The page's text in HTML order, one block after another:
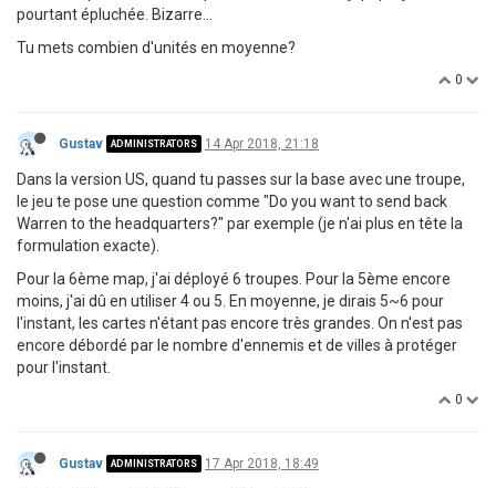
pourtant épluchée. Bizarre...
Tu mets combien d'unités en moyenne?
0
Gustav ADMINISTRATORS 14 Apr 2018, 21:18
Dans la version US, quand tu passes sur la base avec une troupe,
le jeu te pose une question comme "Do you want to send back
Warren to the headquarters?" par exemple (je n'ai plus en tête la
formulation exacte).
Pour la 6ème map, j'ai déployé 6 troupes. Pour la 5ème encore
moins, j'ai dû en utiliser 4 ou 5. En moyenne, je dirais 5~6 pour
l'instant, les cartes n'étant pas encore très grandes. On n'est pas
encore débordé par le nombre d'ennemis et de villes à protéger
pour l'instant.
0
Gustav ADMINISTRATORS 17 Apr 2018, 18:49